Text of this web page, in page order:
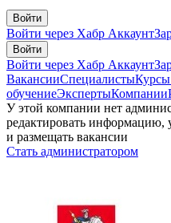
Войти
Войти через Хабр Аккаунт
Войти
Войти через Хабр Аккаунт
ВакансииСпециалисты
обучениеЭкспертыКомпании
У этой компании нет
редактировать информацию,
и размещать вакансии
Стать администратором